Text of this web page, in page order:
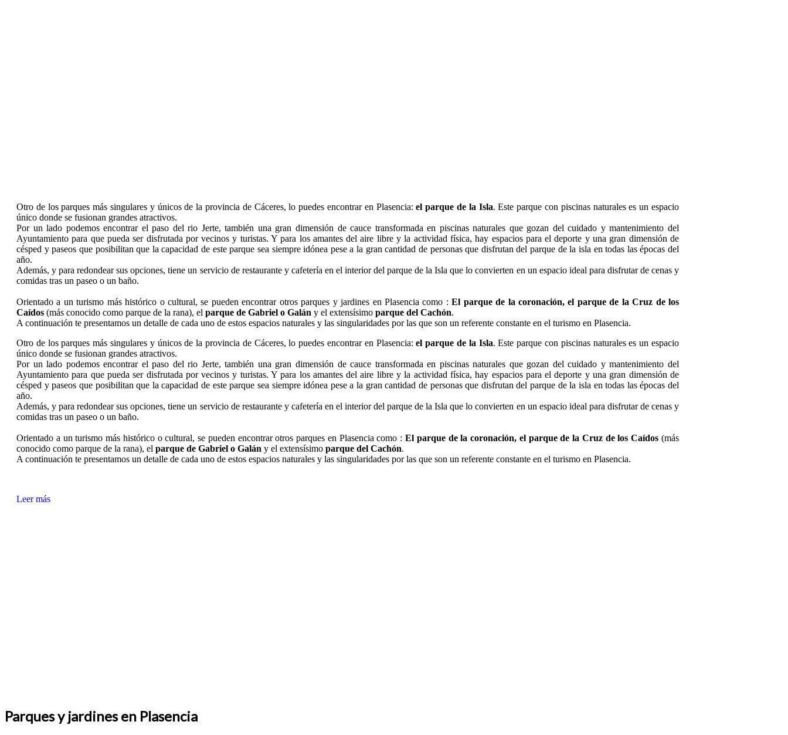
Otro de los parques más singulares y únicos de la provincia de Cáceres, lo puedes encontrar en Plasencia:el parque de la Isla. Este parque con piscinas naturales es un espacio
único donde se fusionan grandes atractivos.
Por un lado podemos encontrar el paso del rio Jerte, también una gran dimensión de cauce transformada en piscinas naturales que gozan del cuidado y mantenimiento del
Ayuntamiento para que pueda ser disfrutada por vecinos y turistas. Y para los amantes del aire libre y la actividad física, hay espacios para el deporte y una gran dimensión de
césped y paseos que posibilitan que la capacidad de este parque sea siempre idónea pese a la gran cantidad de personas que disfrutan del parque de la isla en todas las épocas del
año.
Además, y para redondear sus opciones, tiene un servicio de restaurante y cafetería en el interior del parque de la Isla que lo convierten en un espacio ideal para disfrutar de cenas y
comidas tras un paseo o un baño.
Orientado a un turismo más histórico o cultural, se pueden encontrar otros parques y jardines en Plasencia como :El parque de la coronación, el parque de la Cruz de los
Caídos (más conocido como parque de la rana), el parque de Gabriel o Galán y el extensísimo parque del Cachón.
A continuación te presentamos un detalle de cada uno de estos espacios naturales y las singularidades por las que son un referente constante en el turismo en Plasencia.
Otro de los parques más singulares y únicos de la provincia de Cáceres, lo puedes encontrar en Plasencia:el parque de la Isla. Este parque con piscinas naturales es un espacio
único donde se fusionan grandes atractivos.
Por un lado podemos encontrar el paso del rio Jerte, también una gran dimensión de cauce transformada en piscinas naturales que gozan del cuidado y mantenimiento del
Ayuntamiento para que pueda ser disfrutada por vecinos y turistas. Y para los amantes del aire libre y la actividad física, hay espacios para el deporte y una gran dimensión de
césped y paseos que posibilitan que la capacidad de este parque sea siempre idónea pese a la gran cantidad de personas que disfrutan del parque de la isla en todas las épocas del
año.
Además, y para redondear sus opciones, tiene un servicio de restaurante y cafetería en el interior del parque de la Isla que lo convierten en un espacio ideal para disfrutar de cenas y
comidas tras un paseo o un baño.
Orientado a un turismo más histórico o cultural, se pueden encontrar otros parques en Plasencia como :El parque de la coronación, el parque de la Cruz de los Caídos(más
conocido como parque de la rana), el parque de Gabriel o Galán y el extensísimo parque del Cachón.
A continuación te presentamos un detalle de cada uno de estos espacios naturales y las singularidades por las que son un referente constante en el turismo en Plasencia.
Leer más
Parques y jardines en Plasencia